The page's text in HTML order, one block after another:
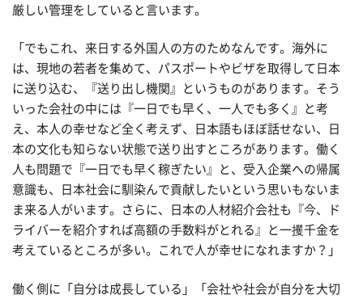
厳しい管理をしていると言います。
「でもこれ、来日する外国人の方のためなんです。海外に
は、現地の若者を集めて、パスポートやビザを取得して日本
に送り込む、『送り出し機関』というものがあります。そう
いった会社の中には『一日でも早く、一人でも多く』と考
え、本人の幸せなど全く考えず、日本語もほぼ話せない、日
本の文化も知らない状態で送り出すところがあります。働く
人も問題で『一日でも早く稼ぎたい』と、受入企業への帰属
意識も、日本社会に馴染んで貢献したいという思いもないま
ま来る人がいます。さらに、日本の人材紹介会社も『今、ド
ライバーを紹介すれば高額の手数料がとれる』と一攫千金を
考えているところが多い。これで人が幸せになれますか？」
働く側に「自分は成長している」「会社や社会が自分を大切